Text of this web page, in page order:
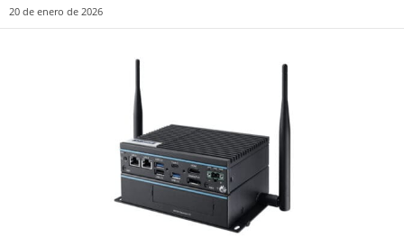
20 de enero de 2026